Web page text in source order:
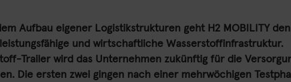
Aufbau eigener Logistikstrukturen geht H2 MOBILITY den
und wirtschaftliche Wasserstoffinfrastruktur.
Trailer wird das Unternehmen zukünftig für die
Die ersten zwei gingen nach einer mehrwöchigen